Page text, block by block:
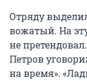
Отряду
вожатый. На
не
Петров
на время».